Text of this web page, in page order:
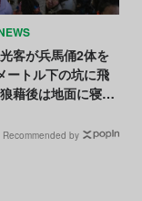
客が兵馬俑2体を
ートル下の坑に飛
藉後は地面に寝そ
Recommended by